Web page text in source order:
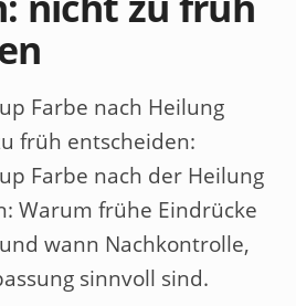
Farbe nach Heilung
früh entscheiden:
Farbe nach der Heilung
Warum frühe Eindrücke
wann Nachkontrolle,
sinnvoll sind.